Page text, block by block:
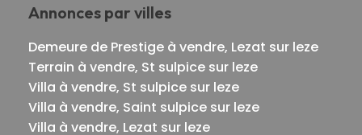
Annonces par villes
Demeure de Prestige à vendre, Lezat sur leze
Terrain à vendre, St sulpice sur leze
Villa à vendre, St sulpice sur leze
Villa à vendre, Saint sulpice sur leze
Villa à vendre, Lezat sur leze